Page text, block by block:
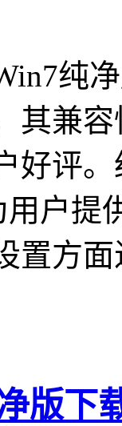
纯
其兼
好评
用户提
置方
版下